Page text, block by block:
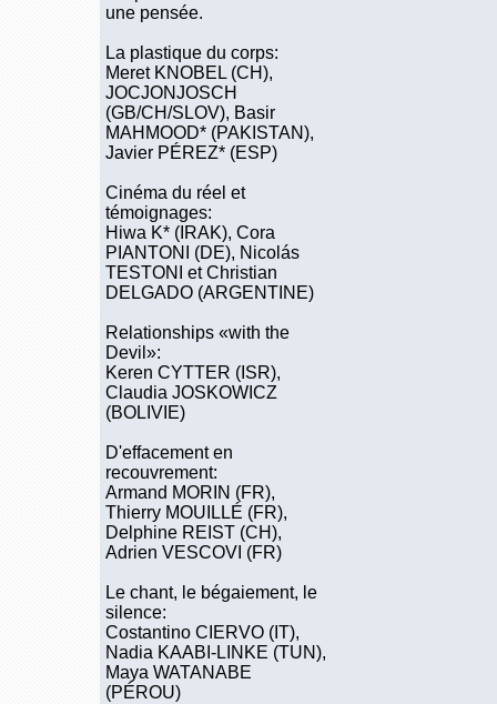
une pensée.
La plastique du corps:
Meret KNOBEL (CH),
JOCJONJOSCH
(GB/CH/SLOV), Basir
MAHMOOD* (PAKISTAN),
Javier PÉREZ* (ESP)
Cinéma du réel et
témoignages:
Hiwa K* (IRAK), Cora
PIANTONI (DE), Nicolás
TESTONI et Christian
DELGADO (ARGENTINE)
Relationships «with the
Devil»:
Keren CYTTER (ISR),
Claudia JOSKOWICZ
(BOLIVIE)
D'effacement en
recouvrement:
Armand MORIN (FR),
Thierry MOUILLÉ (FR),
Delphine REIST (CH),
Adrien VESCOVI (FR)
Le chant, le bégaiement, le
silence:
Costantino CIERVO (IT),
Nadia KAABI-LINKE (TUN),
Maya WATANABE
(PÉROU)